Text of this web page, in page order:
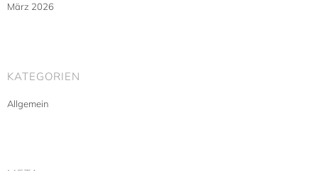
März 2026
KATEGORIEN
Allgemein